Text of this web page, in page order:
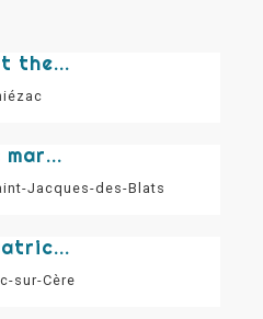
Visit the Marie Séverac maturing cellars
The marmots of Puy Griou
Jacques-des-Blats
Theatrical visit: Vic-sur-Cère and Dust with Marie Léontine
sur-Cère